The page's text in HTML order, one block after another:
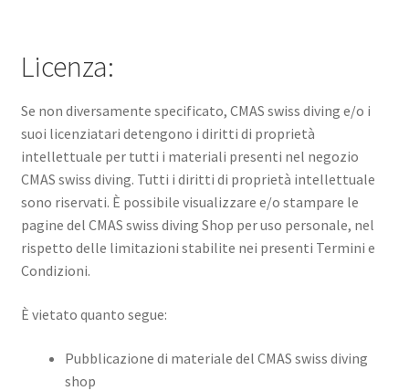
Licenza:
Se non diversamente specificato, CMAS swiss diving e/o i
suoi licenziatari detengono i diritti di proprietà
intellettuale per tutti i materiali presenti nel negozio
CMAS swiss diving. Tutti i diritti di proprietà intellettuale
sono riservati. È possibile visualizzare e/o stampare le
pagine del CMAS swiss diving Shop per uso personale, nel
rispetto delle limitazioni stabilite nei presenti Termini e
Condizioni.
È vietato quanto segue:
Pubblicazione di materiale del CMAS swiss diving
shop